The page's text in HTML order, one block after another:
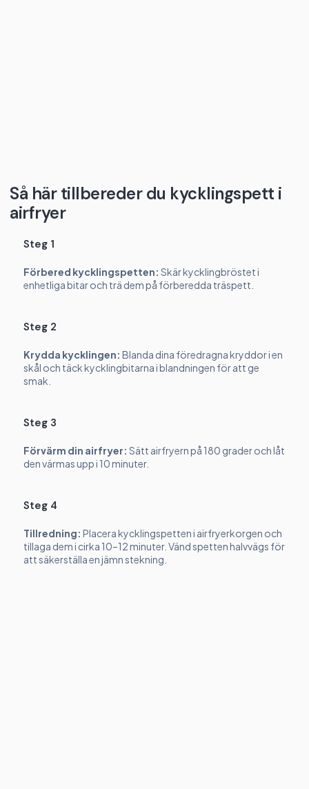
Så här tillbereder du kycklingspett i
airfryer
Steg 1
Förbered kycklingspetten: Skär kycklingbröstet i
enhetliga bitar och trä dem på förberedda träspett.
Steg 2
Krydda kycklingen: Blanda dina föredragna kryddor i en
skål och täck kycklingbitarna i blandningen för att ge
smak.
Steg 3
Förvärm din airfryer: Sätt airfryern på 180 grader och låt
den värmas upp i 10 minuter.
Steg 4
Tillredning: Placera kycklingspetten i airfryerkorgen och
tillaga dem i cirka 10–12 minuter. Vänd spetten halvvägs för
att säkerställa en jämn stekning.